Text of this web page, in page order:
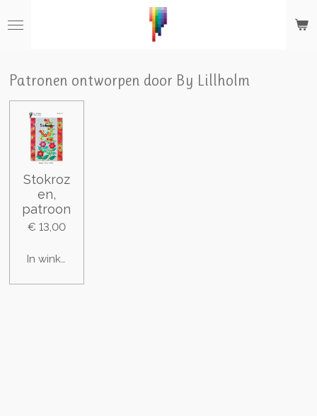
direct
hoofdinhoud
Patronen ontworpen door By Lillholm
Stokroz
en,
patroon
€ 13,00
In winkelwagen